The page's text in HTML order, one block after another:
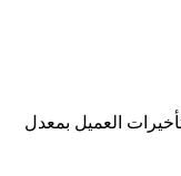
العميل بمعدل